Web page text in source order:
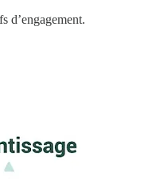
d’engagement.